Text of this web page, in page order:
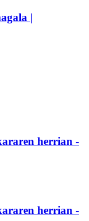
|
herrian -
herrian -